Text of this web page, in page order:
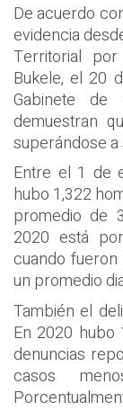
De acuerdo
evidencia
Territorial
Bukele, el 20
Gabinete de
demuestran
superándose a
Entre el 1 de
hubo 1,322
promedio de
2020 está
cuando fueron
un promedio
También el
En 2020 hubo
denuncias
casos